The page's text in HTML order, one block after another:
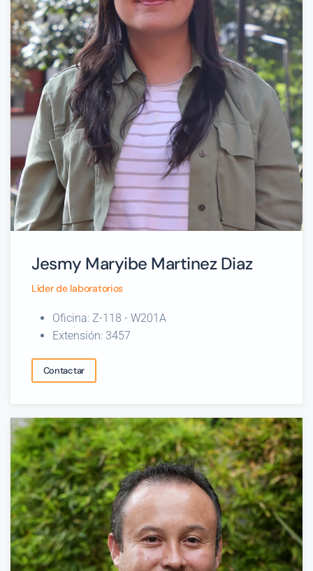
Jesmy Maryibe Martinez Diaz
Líder de laboratorios
Oficina: Z-118 - W201A
Extensión: 3457
Contactar